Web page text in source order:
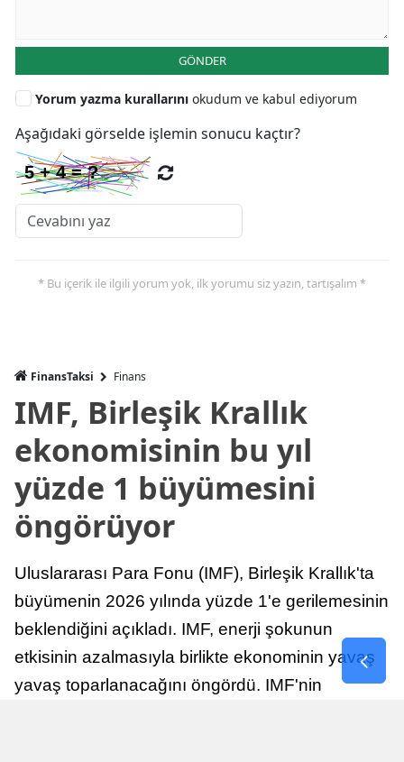
GÖNDER
Yorum yazma kurallarını okudum ve kabul ediyorum
Aşağıdaki görselde işlemin sonucu kaçtır?
* Bu içerik ile ilgili yorum yok, ilk yorumu siz yazın, tartışalım *
FinansTaksi Finans
IMF, Birleşik Krallık
ekonomisinin bu yıl
yüzde 1 büyümesini
öngörüyor
Uluslararası Para Fonu (IMF), Birleşik Krallık'ta
büyümenin 2026 yılında yüzde 1'e gerilemesinin
beklendiğini açıkladı. IMF, enerji şokunun
etkisinin azalmasıyla birlikte ekonominin yavaş
yavaş toparlanacağını öngördü. IMF'nin